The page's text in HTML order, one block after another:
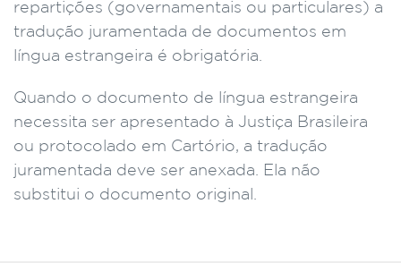
repartições (governamentais ou particulares) a
tradução juramentada de documentos em
língua estrangeira é obrigatória.
Quando o documento de língua estrangeira
necessita ser apresentado à Justiça Brasileira
ou protocolado em Cartório, a tradução
juramentada deve ser anexada. Ela não
substitui o documento original.